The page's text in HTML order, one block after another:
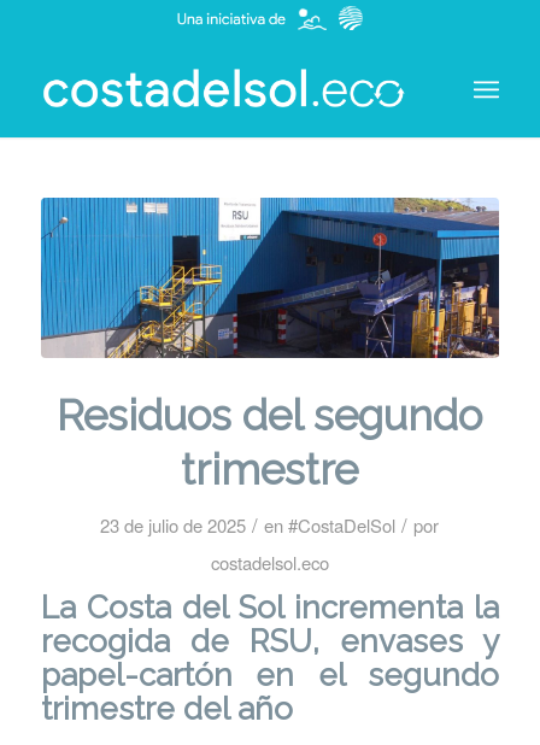
Residuos del segundo
trimestre
23 de julio de 2025 / en#CostaDelSol / por
costadelsol.eco
La Costa del Sol incrementa la
recogida de RSU, envases y
papel-cartón en el segundo
trimestre del año